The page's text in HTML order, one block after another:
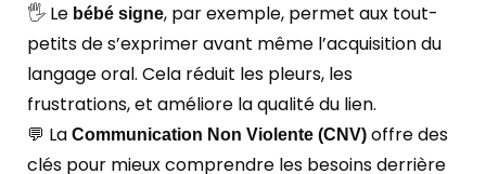
🖐️ Le bébé signe, par exemple, permet aux tout-
petits de s’exprimer avant même l’acquisition du
langage oral. Cela réduit les pleurs, les
frustrations, et améliore la qualité du lien.
💬 La Communication Non Violente (CNV) offre des
clés pour mieux comprendre les besoins derrière